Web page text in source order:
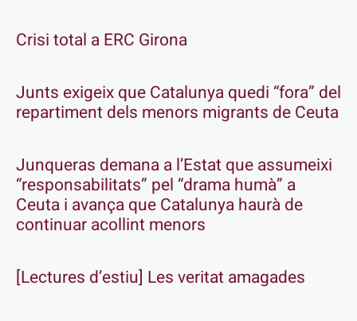
Crisi total a ERC Girona
Junts exigeix que Catalunya quedi “fora” del
repartiment dels menors migrants de Ceuta
Junqueras demana a l’Estat que assumeixi
“responsabilitats” pel “drama humà” a
Ceuta i avança que Catalunya haurà de
continuar acollint menors
[Lectures d’estiu] Les veritat amagades